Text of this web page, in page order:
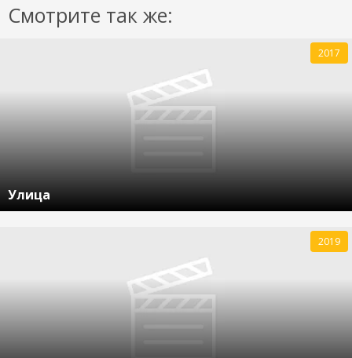
Смотрите так же:
Улица
2017
2019